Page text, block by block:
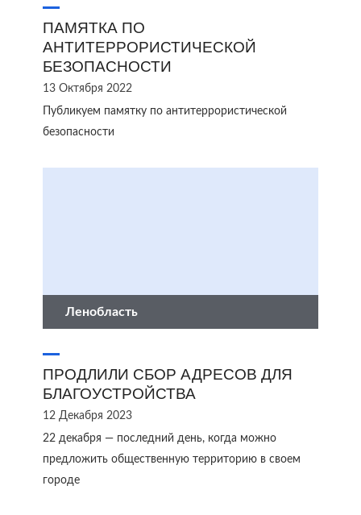
ПАМЯТКА ПО
АНТИТЕРРОРИСТИЧЕСКОЙ
БЕЗОПАСНОСТИ
13 Октября 2022
Публикуем памятку по антитеррористической
безопасности
Ленобласть
ПРОДЛИЛИ СБОР АДРЕСОВ ДЛЯ
БЛАГОУСТРОЙСТВА
12 Декабря 2023
22 декабря — последний день, когда можно
предложить общественную территорию в своем
городе